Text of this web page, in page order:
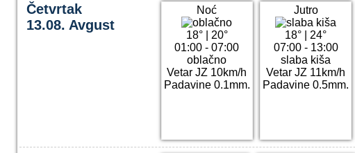
Četvrtak
13.08. Avgust
Noć
18°| 20°
01:00 - 07:00
oblačno
Vetar JZ 10km/h
Padavine 0.1mm.
Jutro
18°
24°
07:00 - 13:00
slaba kiša
Vetar JZ 11km/h
Padavine 0.5mm.